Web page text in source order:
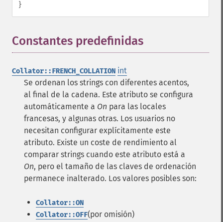
}
Constantes predefinidas
Collator::FRENCH_COLLATION int
Se ordenan los strings con diferentes acentos,
al final de la cadena. Este atributo se configura
automáticamente a On para las locales
francesas, y algunas otras. Los usuarios no
necesitan configurar explícitamente este
atributo. Existe un coste de rendimiento al
comparar strings cuando este atributo está a
On, pero el tamaño de las claves de ordenación
permanece inalterado. Los valores posibles son:
Collator::ON
Collator::OFF(por omisión)